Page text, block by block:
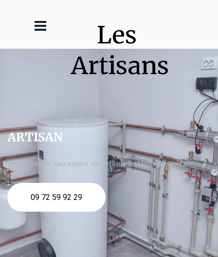
Les
Artisans
ARTISAN
devis Chauffe eau solaire elm leblanc La Motte Servolex
09 72 59 92 29